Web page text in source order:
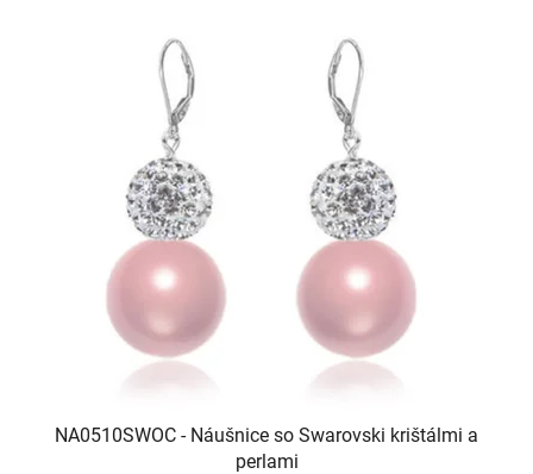
NA0510SWOC - Náušnice so Swarovski krištálmi a
perlami